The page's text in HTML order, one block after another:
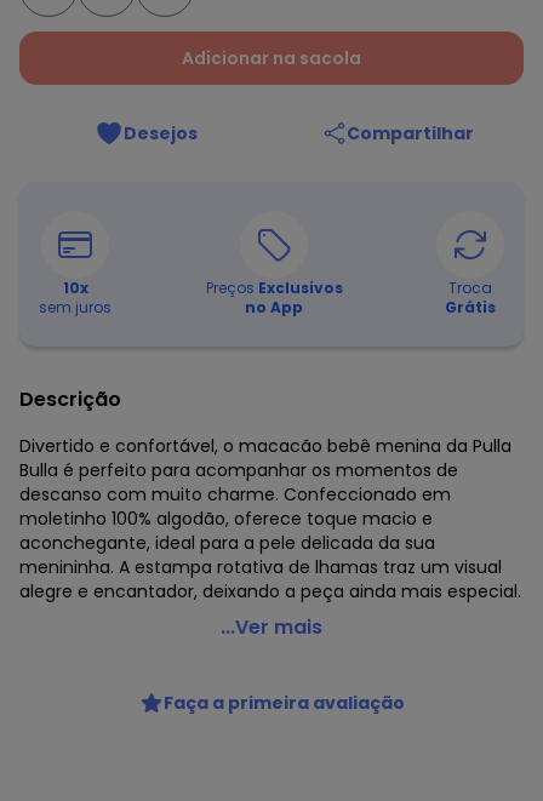
Adicionar na sacola
Desejos Compartilhar
10x
sem juros
Preços Exclusivos
no App
Troca
Grátis
Descrição
Divertido e confortável, o macacão bebê menina da Pulla
Bulla é perfeito para acompanhar os momentos de
descanso com muito charme. Confeccionado em
moletinho 100% algodão, oferece toque macio e
aconchegante, ideal para a pele delicada da sua
menininha. A estampa rotativa de lhamas traz um visual
alegre e encantador, deixando a peça ainda mais especial.
Pulla Bulla - Macacão Moletinho Rosa
Comprimento da Manga: Longa
Comprimento: Longo
...Ver mais
Faça a primeira avaliação